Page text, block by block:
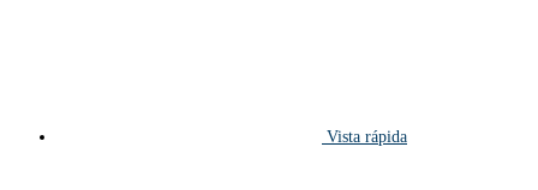
Vista rápida